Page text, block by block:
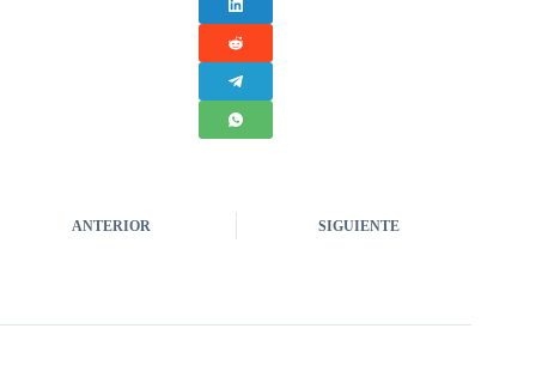
ANTERIOR SIGUIENTE